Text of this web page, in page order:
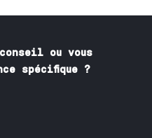
conseil ou vous
spécifique ?